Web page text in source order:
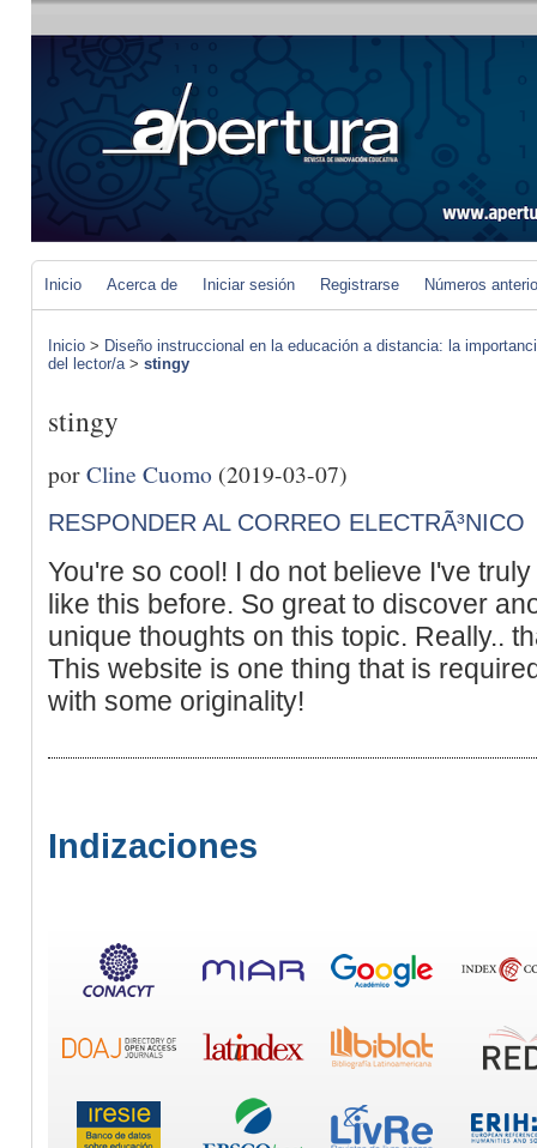
Inicio Acerca de Iniciar sesión Registrarse Números
Inicio > Diseño instruccional en la educación a distancia: la
del lector/a> stingy
stingy
porCline Cuomo (2019-03-07)
RESPONDER AL CORREO ELECTRÃ³NICO
You're so cool! I do not believe I've
like this before. So great to discover
unique thoughts on this topic. Really..
This website is one thing that is
with some originality!
Indizaciones